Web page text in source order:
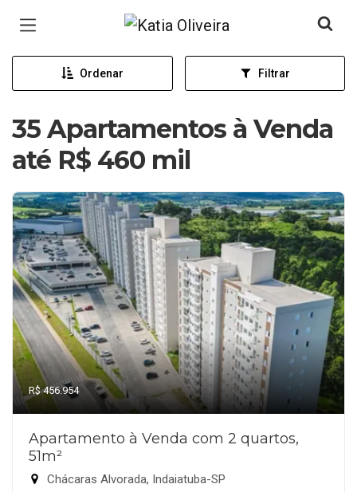
Página inicial
Ordenar Filtrar
35 Apartamentos à Venda
até R$ 460 mil
R$ 456.954
Apartamento à Venda com 2 quartos,
51m²
Chácaras Alvorada, Indaiatuba-SP